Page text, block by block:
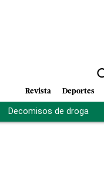
Revista Deportes
Decomisos de droga